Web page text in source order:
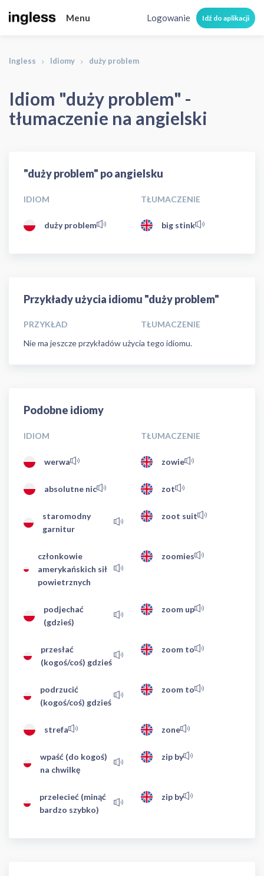
Menu Logowanie Idź do aplikacji
Ingless Idiomy duży problem
Idiom "duży problem" -
tłumaczenie na angielski
"duży problem" po angielsku
IDIOM TŁUMACZENIE
duży problem big stink
Przykłady użycia idiomu "duży problem"
PRZYKŁAD
TŁUMACZENIE
Nie ma jeszcze przykładów użycia tego idiomu.
Podobne idiomy
IDIOM TŁUMACZENIE
werwa zowie
absolutne nic zot
staromodny
garnitur
zoot suit
członkowie
amerykańskich sił
powietrznych
zoomies
podjechać
(gdzieś)
zoom up
przesłać
(kogoś/coś) gdzieś
zoom to
podrzucić
(kogoś/coś) gdzieś
zoom to
strefa zone
wpaść (do kogoś)
na chwilkę
zip by
przelecieć (minąć
bardzo szybko)
zip by